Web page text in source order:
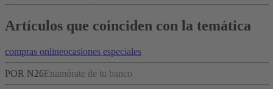
Artículos que coinciden con la temática
compras onlineocasiones especiales
POR N26Enamórate de tu banco